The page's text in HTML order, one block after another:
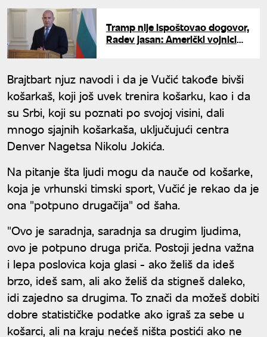
Tramp nije ispoštovao dogovor,
Radev jasan: Američki vojnici
Brajtbart njuz navodi i da je Vučić takođe bivši
košarkaš, koji još uvek trenira košarku, kao i da
su Srbi, koji su poznati po svojoj visini, dali
mnogo sjajnih košarkaša, uključujući centra
Denver Nagetsa Nikolu Jokića.
Na pitanje šta ljudi mogu da nauče od košarke,
koja je vrhunski timski sport, Vučić je rekao da je
ona "potpuno drugačija" od šaha.
"Ovo je saradnja, saradnja sa drugim ljudima,
ovo je potpuno druga priča. Postoji jedna važna
i lepa poslovica koja glasi - ako želiš da ideš
brzo, ideš sam, ali ako želiš da stigneš daleko,
idi zajedno sa drugima. To znači da možeš dobiti
dobre statističke podatke ako igraš za sebe u
košarci, ali na kraju nećeš ništa postići ako ne